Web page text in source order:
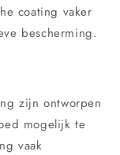
coating vaker
bescherming.
zijn ontworpen
mogelijk te
vaak